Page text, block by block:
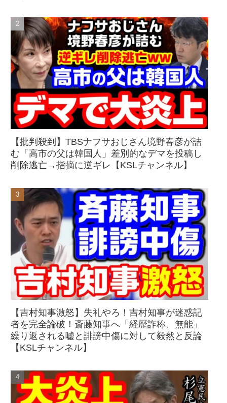
【批判殺到】TBSナフサおじさん境野春彦が詰
む「高市の父は韓国人」差別的なデマを投稿し
削除逃亡→指摘に逆ギレ【KSLチャンネル】
【吉村知事激怒】失礼やろ！吉村知事が迷惑記
者を完全論破！斎藤知事へ「経歴詐称、無能」
繰り返される嘘と誹謗中傷に対して毅然と反論
【KSLチャンネル】